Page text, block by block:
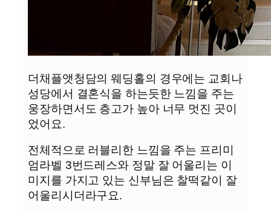
더채플앳청담의 웨딩홀의 경우에는 교회나
성당에서 결혼식을 하는듯한 느낌을 주는
웅장하면서도 층고가 높아 너무 멋진 곳이
었어요.
전체적으로 러블리한 느낌을 주는 프리미
엄라벨 3번드레스와 정말 잘 어울리는 이
미지를 가지고 있는 신부님은 찰떡같이 잘
어울리시더라구요.